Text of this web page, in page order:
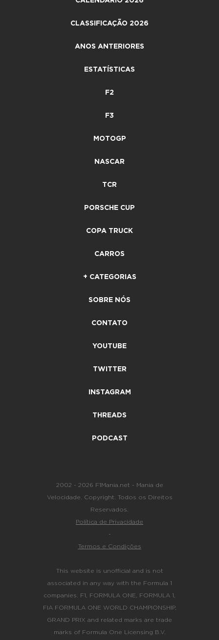
CLASSIFICAÇÃO 2026
ANOS ANTERIORES
ESTATÍSTICAS
F2
F3
MOTOGP
NASCAR
TCR
PORSCHE CUP
COPA TRUCK
CARROS
+ CATEGORIAS
SOBRE NÓS
CONTATO
YOUTUBE
TWITTER
INSTAGRAM
THREADS
PODCAST
2002 - 2026 F1Mania.net - Mania de
Velocidade. Copyright. Todos os Direitos
Reservados.
Política de Privacidade
-
Termos e Condições
This website is unofficial and is not
associated in any way with the Formula 1
companies. F1, FORMULA ONE, FORMULA 1,
FIA FORMULA ONE WORLD CHAMPIONSHIP,
GRAND PRIX and related marks are trade
marks of Formula One Licensing B.V.